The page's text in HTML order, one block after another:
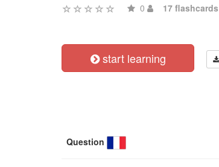
0 17 flashcards
start learning
Question